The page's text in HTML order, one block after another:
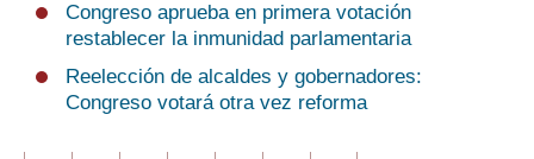
Congreso aprueba en primera votación
restablecer la inmunidad parlamentaria
Reelección de alcaldes y gobernadores:
Congreso votará otra vez reforma